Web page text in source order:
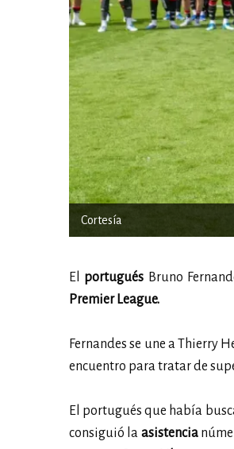
Cortesía
El portugués Bruno
Premier League.
Fernandes se une a Thierry
encuentro para tratar de
El portugués que había
consiguió la asistencia